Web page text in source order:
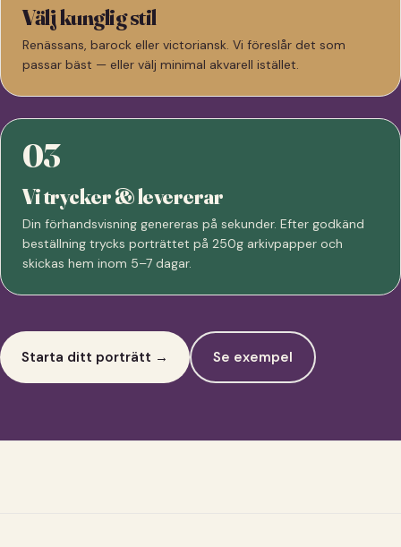
Välj kunglig stil
Renässans, barock eller victoriansk. Vi föreslår det som
passar bäst — eller välj minimal akvarell istället.
03
Vi trycker & levererar
Din förhandsvisning genereras på sekunder. Efter godkänd
beställning trycks porträttet på 250g arkivpapper och
skickas hem inom 5–7 dagar.
Starta ditt porträtt → Se exempel